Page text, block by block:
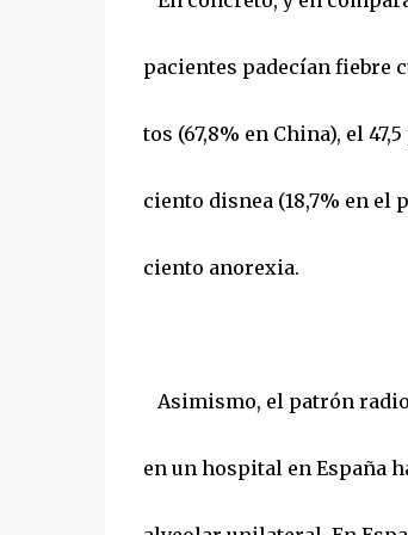
pacientes padecían fiebre
tos (67,8% en China), el
ciento disnea (18,7% en el
ciento anorexia.
Asimismo, el patrón
en un hospital en España